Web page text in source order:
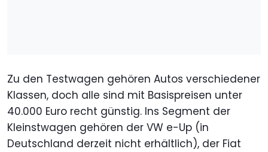
Zu den Testwagen gehören Autos verschiedener
Klassen, doch alle sind mit Basispreisen unter
40.000 Euro recht günstig. Ins Segment der
Kleinstwagen gehören der VW e-Up (in
Deutschland derzeit nicht erhältlich), der Fiat